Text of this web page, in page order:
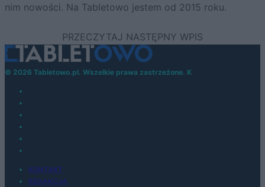
nim nowości. Na Tabletowo jestem od 2015 roku.
© 2026 Tabletowo.pl. Wszelkie prawa zastrzeżone. K
KONTAKT
REDAKCJA